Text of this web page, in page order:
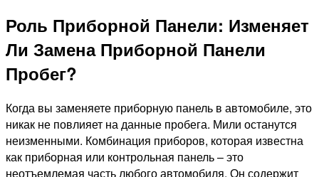
Роль Приборной Панели: Изменяет
Ли Замена Приборной Панели
Пробег?
Когда вы заменяете приборную панель в автомобиле, это
никак не повлияет на данные пробега. Мили останутся
неизменными. Комбинация приборов, которая известна
как приборная или контрольная панель – это
неотъемлемая часть любого автомобиля. Он содержит